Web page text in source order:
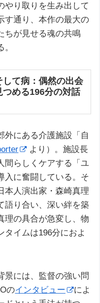
やり取りを生み出して
す通り、本作の最大の
ちが見せる魂の共鳴
て病：偶然の出会
める196分の対話
外にある介護施設「自
より）。施設長
間らしくケアする「ユ
入に奮闘している。そ
本人演出家・森崎真理
語り合い、深い絆を築
理の具合が急変し、物
タイムは196分におよ
景には、監督の強い問
のインタビュー
によ